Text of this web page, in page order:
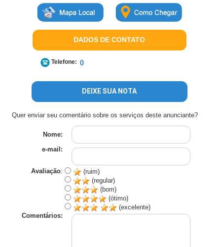
DADOS DE CONTATO
Telefone: ()
DEIXE SUA NOTA
Quer enviar seu comentário sobre os serviços deste anunciante?
Nome:
e-mail:
Avaliação:
(ruim)
(regular)
(bom)
(ótimo)
(excelente)
Comentários: